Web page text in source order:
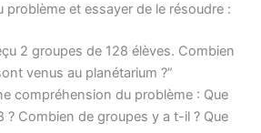
problème et essayer de le résoudre :
2 groupes de 128 élèves. Combien
venus au planétarium ?”
compréhension du problème : Que
? Combien de groupes y a t-il ? Que